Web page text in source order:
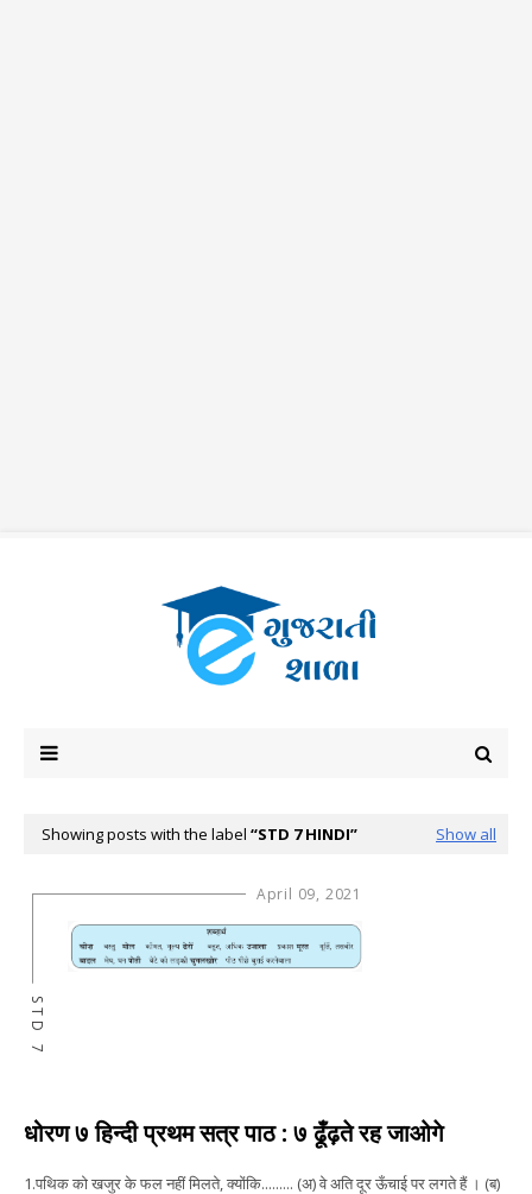
Showing posts with the label STD 7 HINDI Show all
April 09, 2021
STD 7
धोरण ७ हिन्दी प्रथम सत्र पाठ : ७ ढूँढ़ते रह जाओगे
1.पथिक को खजुर के फल नहीं मिलते, क्योंकि......... (अ) वे अति दूर ऊँचाई पर लगते हैं । (ब)